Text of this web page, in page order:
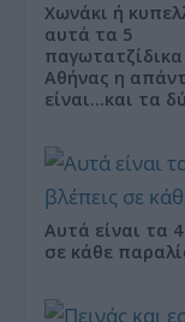
Χωνάκι ή
αυτά τα 5
Αθήνας η
είναι…και τα
Αυτά είναι τα
σε κάθε